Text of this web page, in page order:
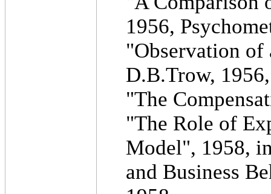
1956,
"Observation of
D.B.Trow,
"The
"The Role of
Model", 1958,
and Business